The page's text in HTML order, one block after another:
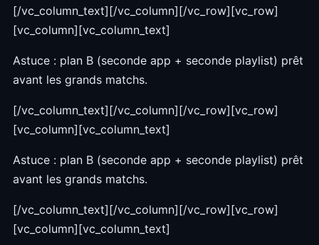
[/vc_column_text][/vc_column][/vc_row][vc_row]
[vc_column][vc_column_text]
Astuce : plan B (seconde app + seconde playlist) prêt
avant les grands matchs.
[/vc_column_text][/vc_column][/vc_row][vc_row]
[vc_column][vc_column_text]
Astuce : plan B (seconde app + seconde playlist) prêt
avant les grands matchs.
[/vc_column_text][/vc_column][/vc_row][vc_row]
[vc_column][vc_column_text]